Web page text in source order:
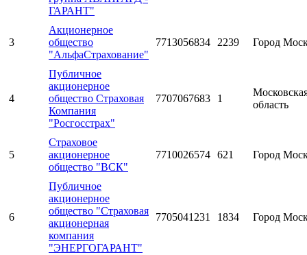
ГАРАНТ"
3
Акционерное
общество
"АльфаСтрахование"
7713056834 2239 Город
4
Публичное
акционерное
общество Страховая
Компания
"Росгосстрах"
7707067683 1
область
5
Страховое
акционерное
общество "ВСК"
7710026574 621 Город
6
Публичное
акционерное
общество "Страховая
акционерная
компания
"ЭНЕРГОГАРАНТ"
7705041231 1834 Город